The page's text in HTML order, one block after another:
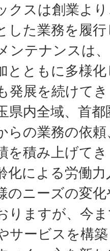
クスは創業よ
した業務を履
ンテナンスは
とともに多様
発展を続けて
県内全域、首
らの業務の依
を積み上げて
化による労働
のニーズの変
りますが、今
サービスを構